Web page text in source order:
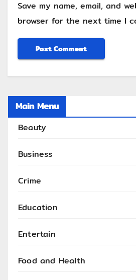
Save my name, email, and
browser for the next time I
Main Menu
Beauty
Business
Crime
Education
Entertain
Food and Health